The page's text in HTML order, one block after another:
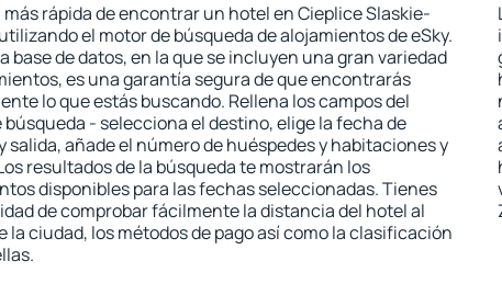
más rápida de encontrar un hotel en Cieplice Slaskie-
el motor de búsqueda de alojamientos de eSky.
base de datos, en la que se incluyen una gran variedad
es una garantía segura de que encontrarás
lo que estás buscando. Rellena los campos del
búsqueda - selecciona el destino, elige la fecha de
salida, añade el número de huéspedes y habitaciones y
resultados de la búsqueda te mostrarán los
disponibles para las fechas seleccionadas. Tienes
de comprobar fácilmente la distancia del hotel al
la ciudad, los métodos de pago así como la clasificación